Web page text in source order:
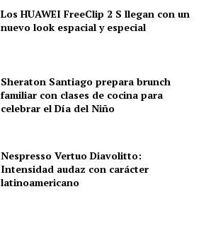
Los HUAWEI FreeClip 2 S llegan con un
nuevo look espacial y especial
Sheraton Santiago prepara brunch
familiar con clases de cocina para
celebrar el Día del Niño
Nespresso Vertuo Diavolitto:
Intensidad audaz con carácter
latinoamericano